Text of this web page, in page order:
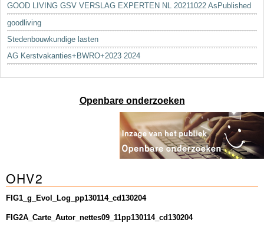
GOOD LIVING GSV VERSLAG EXPERTEN NL 20211022 AsPublished
goodliving
Stedenbouwkundige lasten
AG Kerstvakanties+BWRO+2023 2024
Openbare onderzoeken
OHV2
FIG1_g_Evol_Log_pp130114_cd130204
FIG2A_Carte_Autor_nettes09_11pp130114_cd130204